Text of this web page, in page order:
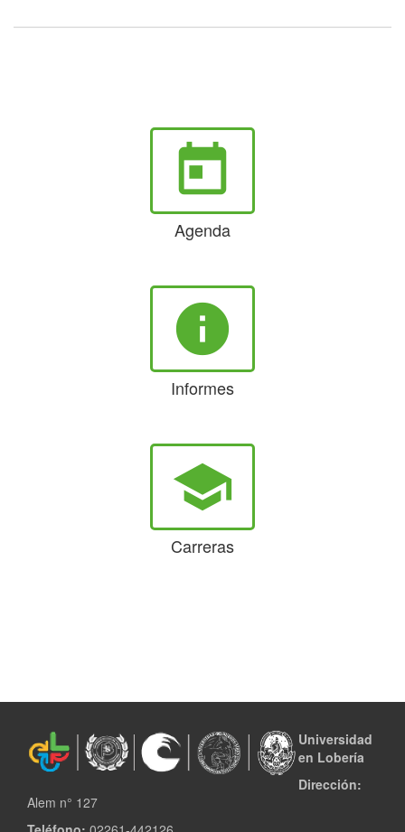
today
Agenda
info
Informes
school
Carreras
Universidad
en Lobería
Dirección:
Alem n° 127